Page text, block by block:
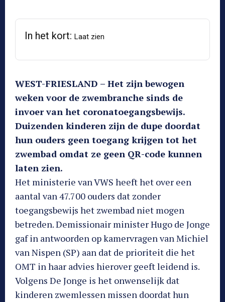
In het kort: Laat zien
WEST-FRIESLAND – Het zijn bewogen
weken voor de zwembranche sinds de
invoer van het coronatoegangsbewijs.
Duizenden kinderen zijn de dupe doordat
hun ouders geen toegang krijgen tot het
zwembad omdat ze geen QR-code kunnen
laten zien.
Het ministerie van VWS heeft het over een
aantal van 47.700 ouders dat zonder
toegangsbewijs het zwembad niet mogen
betreden. Demissionair minister Hugo de Jonge
gaf in antwoorden op kamervragen van Michiel
van Nispen (SP) aan dat de prioriteit die het
OMT in haar advies hierover geeft leidend is.
Volgens De Jonge is het onwenselijk dat
kinderen zwemlessen missen doordat hun